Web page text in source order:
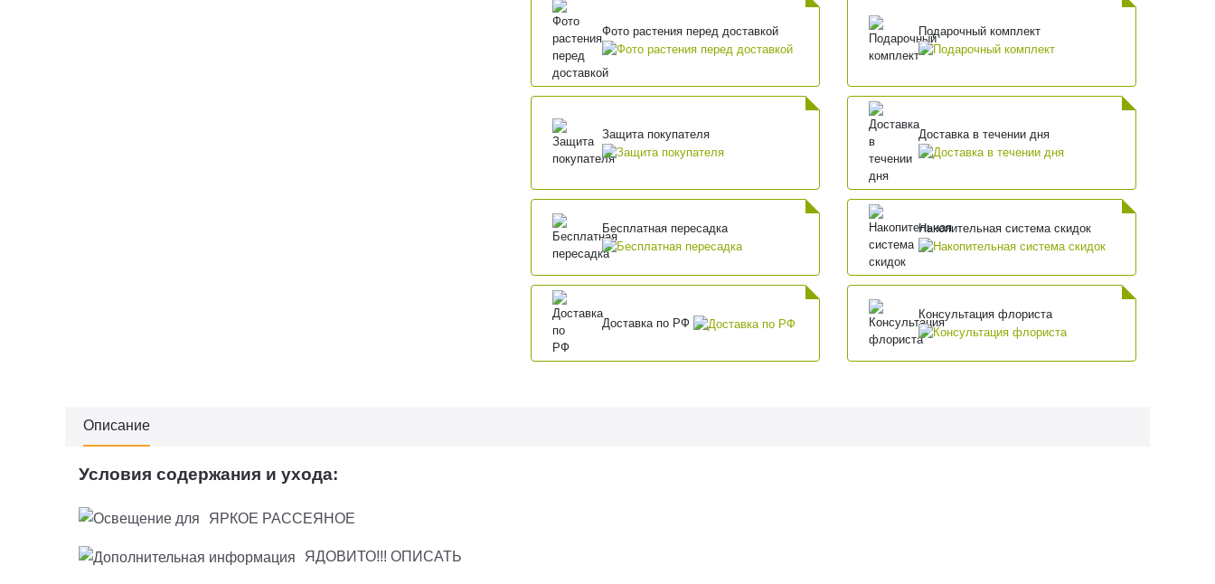
Фото растения перед доставкой Подарочный комплект
Защита покупателя Доставка в течении дня
Бесплатная пересадка Накопительная система скидок
Доставка по РФ
Консультация флориста
Описание
Условия содержания и ухода:
ЯРКОЕ РАССЕЯНОЕ
ЯДОВИТО!!! ОПИСАТЬ